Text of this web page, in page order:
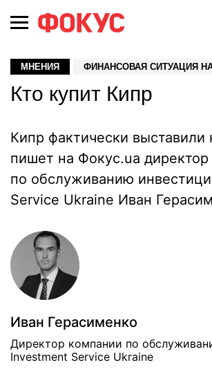
МНЕНИЯ ФИНАНСОВАЯ СИТУАЦИЯ
Кто купит Кипр
Кипр фактически выставили
пишет на Фокус.ua
по обслуживанию
Service Ukraine Иван
Иван Герасименко
Директор компании по
Investment Service Ukraine